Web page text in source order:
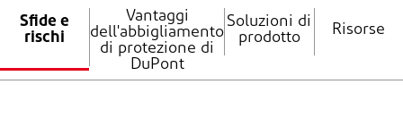
Sfide e
rischi
Vantaggi
dell'abbigliamento
di protezione di
DuPont
Soluzioni di
prodotto
Risorse